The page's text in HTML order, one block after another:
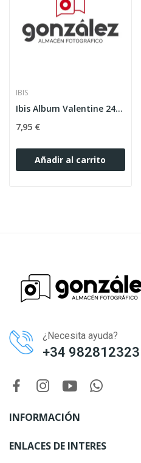
IBIS
Ibis Album Valentine 24X24 30h
7,95 €
Añadir al carrito
¿Necesita ayuda?
+34 982812323
INFORMACIÓN
ENLACES DE INTERES